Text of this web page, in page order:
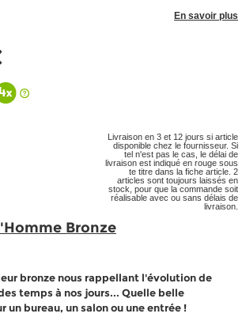
En savoir plus
Livraison en 3 et 12 jours si article
disponible chez le fournisseur. Si
tel n'est pas le cas, le délai de
livraison est indiqué en rouge sous
te titre dans la fiche article. 2
articles sont toujours laissés en
stock, pour que la commande soit
réalisable avec ou sans délais de
livraison.
Bronze
bronze nous rappellant l'évolution de
temps à nos jours... Quelle belle
un bureau, un salon ou une entrée !